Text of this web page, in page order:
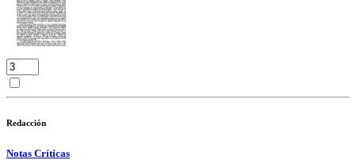
Redacción
Notas Críticas